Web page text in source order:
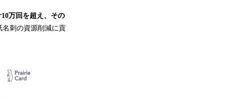
万回を超え、その
名刺の資源削減に貢